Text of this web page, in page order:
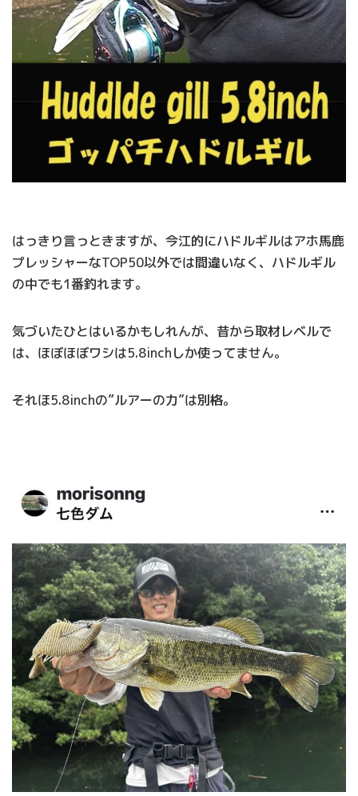
はっきり言っときますが、今江的にハドルギルはアホ馬鹿
プレッシャーなTOP50以外では間違いなく、ハドルギル
の中でも1番釣れます。
気づいたひとはいるかもしれんが、昔から取材レベルで
は、ほぼほぼワシは5.8inchしか使ってません。
それほ5.8inchの”ルアーの力”は別格。